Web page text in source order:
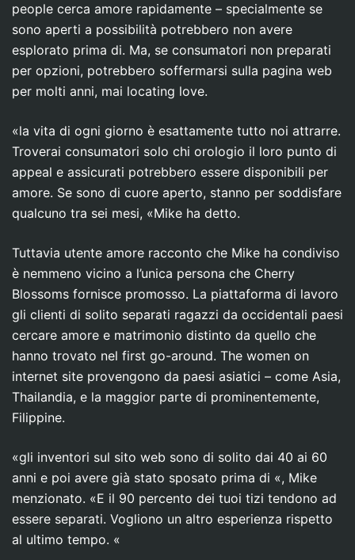
people cerca amore rapidamente – specialmente se
sono aperti a possibilità potrebbero non avere
esplorato prima di. Ma, se consumatori non preparati
per opzioni, potrebbero soffermarsi sulla pagina web
per molti anni, mai locating love.
«la vita di ogni giorno è esattamente tutto noi attrarre.
Troverai consumatori solo chi orologio il loro punto di
appeal e assicurati potrebbero essere disponibili per
amore. Se sono di cuore aperto, stanno per soddisfare
qualcuno tra sei mesi, «Mike ha detto.
Tuttavia utente amore racconto che Mike ha condiviso
è nemmeno vicino a l’unica persona che Cherry
Blossoms fornisce promosso. La piattaforma di lavoro
gli clienti di solito separati ragazzi da occidentali paesi
cercare amore e matrimonio distinto da quello che
hanno trovato nel first go-around. The women on
internet site provengono da paesi asiatici – come Asia,
Thailandia, e la maggior parte di prominentemente,
Filippine.
«gli inventori sul sito web sono di solito dai 40 ai 60
anni e poi avere già stato sposato prima di «, Mike
menzionato. «E il 90 percento dei tuoi tizi tendono ad
essere separati. Vogliono un altro esperienza rispetto
al ultimo tempo. «